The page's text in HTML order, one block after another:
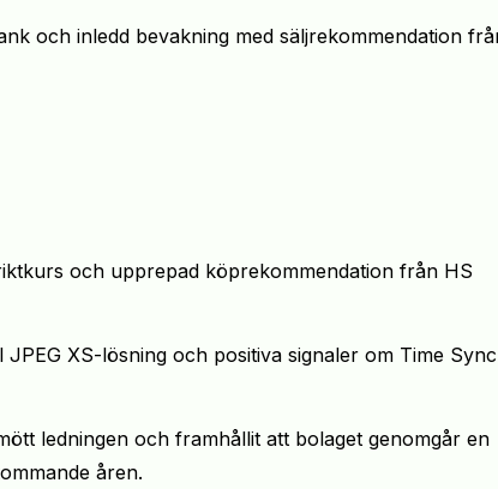
och inledd bevakning med säljrekommendation
och upprepad köprekommendation från HS
XS-lösning och positiva signaler om Time
ledningen och framhållit att bolaget genomgår en
åren.